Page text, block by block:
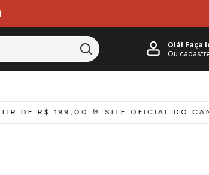
Olá! Faça
Ou
DE R$ 199,00 🤘 SITE OFICIAL DO